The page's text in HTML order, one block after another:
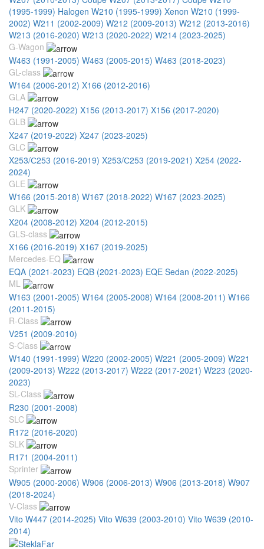
(1995-1999) Halogen W210 (1995-1999) Xenon W210 (1999-
2002) W211 (2002-2009) W212 (2009-2013) W212 (2013-2016)
W213 (2016-2020) W213 (2020-2022) W214 (2023-2025)
G-Wagon
W463 (1991-2005) W463 (2005-2015) W463 (2018-2023)
GL-class
W164 (2006-2012) X166 (2012-2016)
GLA
H247 (2020-2022) X156 (2013-2017) X156 (2017-2020)
GLB
X247 (2019-2022) X247 (2023-2025)
GLC
X253/С253 (2016-2019) X253/С253 (2019-2021) X254 (2022-
2024)
GLE
W166 (2015-2018) W167 (2018-2022) W167 (2023-2025)
GLK
X204 (2008-2012) X204 (2012-2015)
GLS-class
X166 (2016-2019) X167 (2019-2025)
Mercedes-EQ
EQA (2021-2023) EQB (2021-2023) EQE Sedan (2022-2025)
ML
W163 (2001-2005) W164 (2005-2008) W164 (2008-2011) W166
(2011-2015)
R-Class
V251 (2009-2010)
S-Class
W140 (1991-1999) W220 (2002-2005) W221 (2005-2009) W221
(2009-2013) W222 (2013-2017) W222 (2017-2021) W223 (2020-
2023)
SL-Class
R230 (2001-2008)
SLC
R172 (2016-2020)
SLK
R171 (2004-2011)
Sprinter
W905 (2000-2006) W906 (2006-2013) W906 (2013-2018) W907
(2018-2024)
V-Class
Vito W447 (2014-2025) Vito W639 (2003-2010) Vito W639 (2010-
2014)